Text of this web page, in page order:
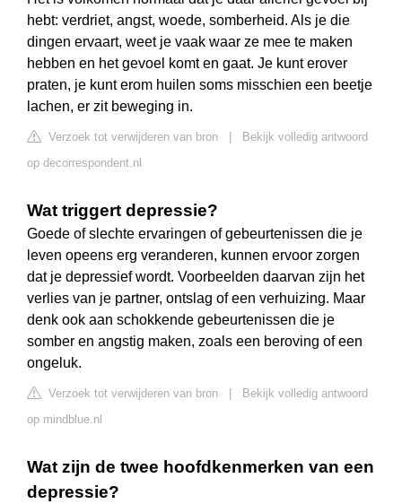
hebt: verdriet, angst, woede, somberheid. Als je die
dingen ervaart, weet je vaak waar ze mee te maken
hebben en het gevoel komt en gaat. Je kunt erover
praten, je kunt erom huilen soms misschien een beetje
lachen, er zit beweging in.
Verzoek tot verwijderen van bron
Bekijk volledig antwoord
op decorrespondent.nl
Wat triggert depressie?
Goede of slechte ervaringen of gebeurtenissen die je
leven opeens erg veranderen, kunnen ervoor zorgen
dat je depressief wordt. Voorbeelden daarvan zijn het
verlies van je partner, ontslag of een verhuizing. Maar
denk ook aan schokkende gebeurtenissen die je
somber en angstig maken, zoals een beroving of een
ongeluk.
Verzoek tot verwijderen van bron
Bekijk volledig antwoord
op mindblue.nl
Wat zijn de twee hoofdkenmerken van een
depressie?